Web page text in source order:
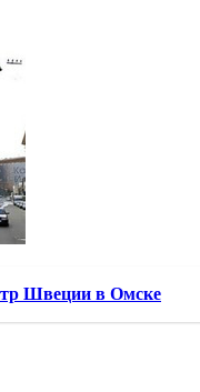
Швеции в Омске